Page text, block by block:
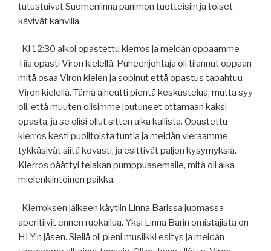
tutustuivat Suomenlinna panimon tuotteisiin ja toiset
kävivät kahvilla.
-Kl 12:30 alkoi opastettu kierros ja meidän oppaamme
Tiia opasti Viron kielellä. Puheenjohtaja oli tilannut oppaan
mitä osaa Viron kielen ja sopinut että opastus tapahtuu
Viron kielellä. Tämä aiheutti pientä keskustelua, mutta syy
oli, että muuten olisimme joutuneet ottamaan kaksi
opasta, ja se olisi ollut sitten aika kallista. Opastettu
kierros kesti puolitoista tuntia ja meidän vieraamme
tykkäsivät siitä kovasti, ja esittivät paljon kysymyksiä.
Kierros päättyi telakan pumppuasemalle, mitä oli aika
mielenkiintoinen paikka.
-Kierroksen jälkeen käytiin Linna Barissa juomassa
aperitiivit ennen ruokailua. Yksi Linna Barin omistajista on
HLY:n jäsen. Siellä oli pieni musiikki esitys ja meidän